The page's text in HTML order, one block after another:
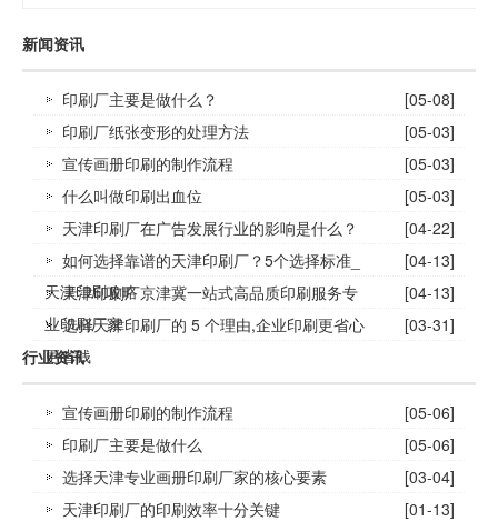
新闻资讯
印刷厂主要是做什么？
[05-08]
印刷厂纸张变形的处理方法
[05-03]
宣传画册印刷的制作流程
[05-03]
什么叫做印刷出血位
[05-03]
天津印刷厂在广告发展行业的影响是什么？
[04-22]
如何选择靠谱的天津印刷厂？5个选择标准_
天津印刷攻略
[04-13]
天津印刷厂京津冀一站式高品质印刷服务专
业印刷厂家
[04-13]
选择天津印刷厂的 5 个理由,企业印刷更省心
更省钱
[03-31]
行业资讯
宣传画册印刷的制作流程
[05-06]
印刷厂主要是做什么
[05-06]
选择天津专业画册印刷厂家的核心要素
[03-04]
天津印刷厂的印刷效率十分关键
[01-13]